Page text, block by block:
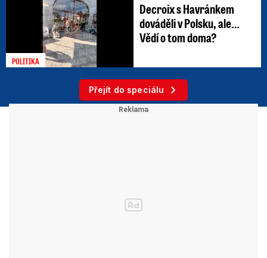
POLITIKA
Decroix s Havránkem
dováděli v Polsku, ale…
Vědí o tom doma?
Přejít do speciálu